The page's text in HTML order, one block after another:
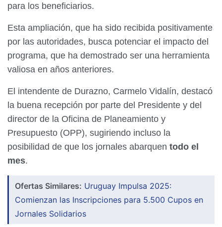
para los beneficiarios.
Esta ampliación, que ha sido recibida positivamente
por las autoridades, busca potenciar el impacto del
programa, que ha demostrado ser una herramienta
valiosa en años anteriores.
El intendente de Durazno, Carmelo Vidalín, destacó
la buena recepción por parte del Presidente y del
director de la Oficina de Planeamiento y
Presupuesto (OPP), sugiriendo incluso la
posibilidad de que los jornales abarquen todo el
mes.
Ofertas Similares: Uruguay Impulsa 2025:
Comienzan las Inscripciones para 5.500 Cupos en
Jornales Solidarios